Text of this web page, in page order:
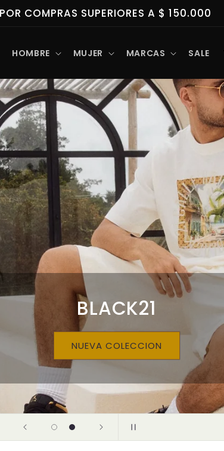
SIN INTERES CON ADDI FACIL Y RAPIDO.
HOMBRE MUJER MARCAS SALE
BLACK21
NUEVA COLECCION